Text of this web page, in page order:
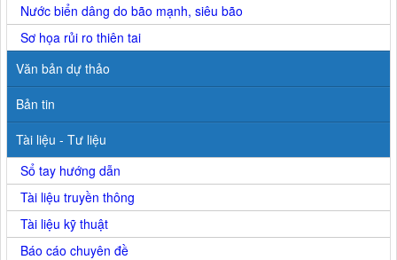
Nước biển dâng do bão mạnh, siêu bão
Sơ họa rủi ro thiên tai
Văn bản dự thảo
Bản tin
Tài liệu - Tư liệu
Sổ tay hướng dẫn
Tài liệu truyền thông
Tài liệu kỹ thuật
Báo cáo chuyên đề